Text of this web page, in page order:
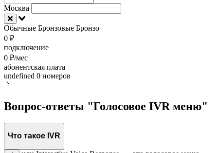
Москва
Обычные Бронзовые Бронзо
0 ₽
подключение
0 ₽/мес
абонентская плата
undefined 0 номеров
Вопрос-ответы "Голосовое IVR меню"
Что такое IVR